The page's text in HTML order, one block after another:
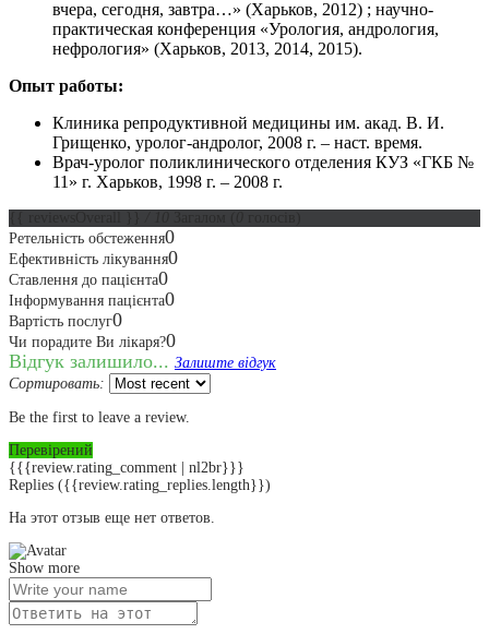
вчера, сегодня, завтра…» (Харьков, 2012) ; научно-
практическая конференция «Урология, андрология,
нефрология» (Харьков, 2013, 2014, 2015).
Опыт работы:
Клиника репродуктивной медицины им. акад. В. И.
Грищенко, уролог-андролог, 2008 г. – наст. время.
Врач-уролог поликлинического отделения КУЗ «ГКБ №
11» г. Харьков, 1998 г. – 2008 г.
Ретельність обстеження0
Ефективність лікування0
Ставлення до пацієнта0
Інформування пацієнта0
Вартість послуг0
Чи порадите Ви лікаря?0
Відгук залишило... Залиште відгук
Сортировать:
Be the first to leave a review.
Перевірений
{{{review.rating_comment | nl2br}}}
Replies ({{review.rating_replies.length}})
На этот отзыв еще нет ответов.
Show more